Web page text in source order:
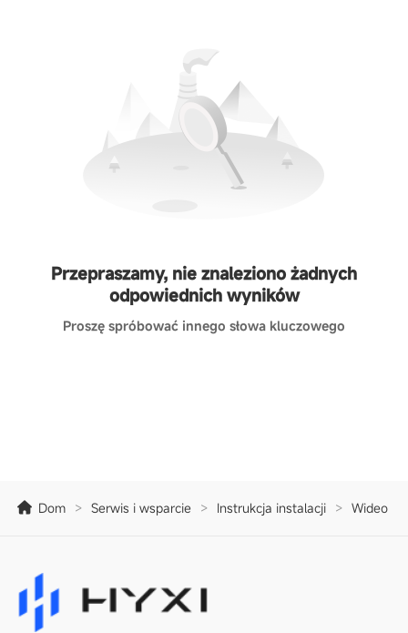
Przepraszamy, nie znaleziono żadnych
odpowiednich wyników
Proszę spróbować innego słowa kluczowego
Dom > Serwis i wsparcie > Instrukcja instalacji > Wideo